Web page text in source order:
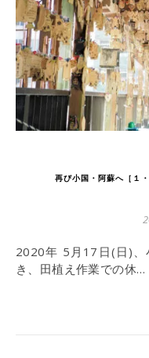
再び小国・阿蘇へ［１
2020年 5月17日(日)、小池水源の周辺を散策していると
き、田植え作業での休…